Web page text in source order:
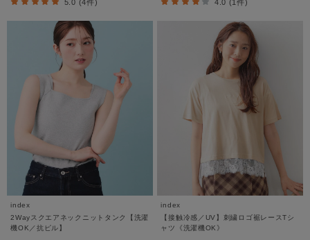
5.0 (4件) 4.0 (1件)
index
2Wayスクエアネックニットタンク【洗濯
機OK／抗ピル】
index
【接触冷感／UV】刺繍ロゴ裾レースTシ
ャツ《洗濯機OK》